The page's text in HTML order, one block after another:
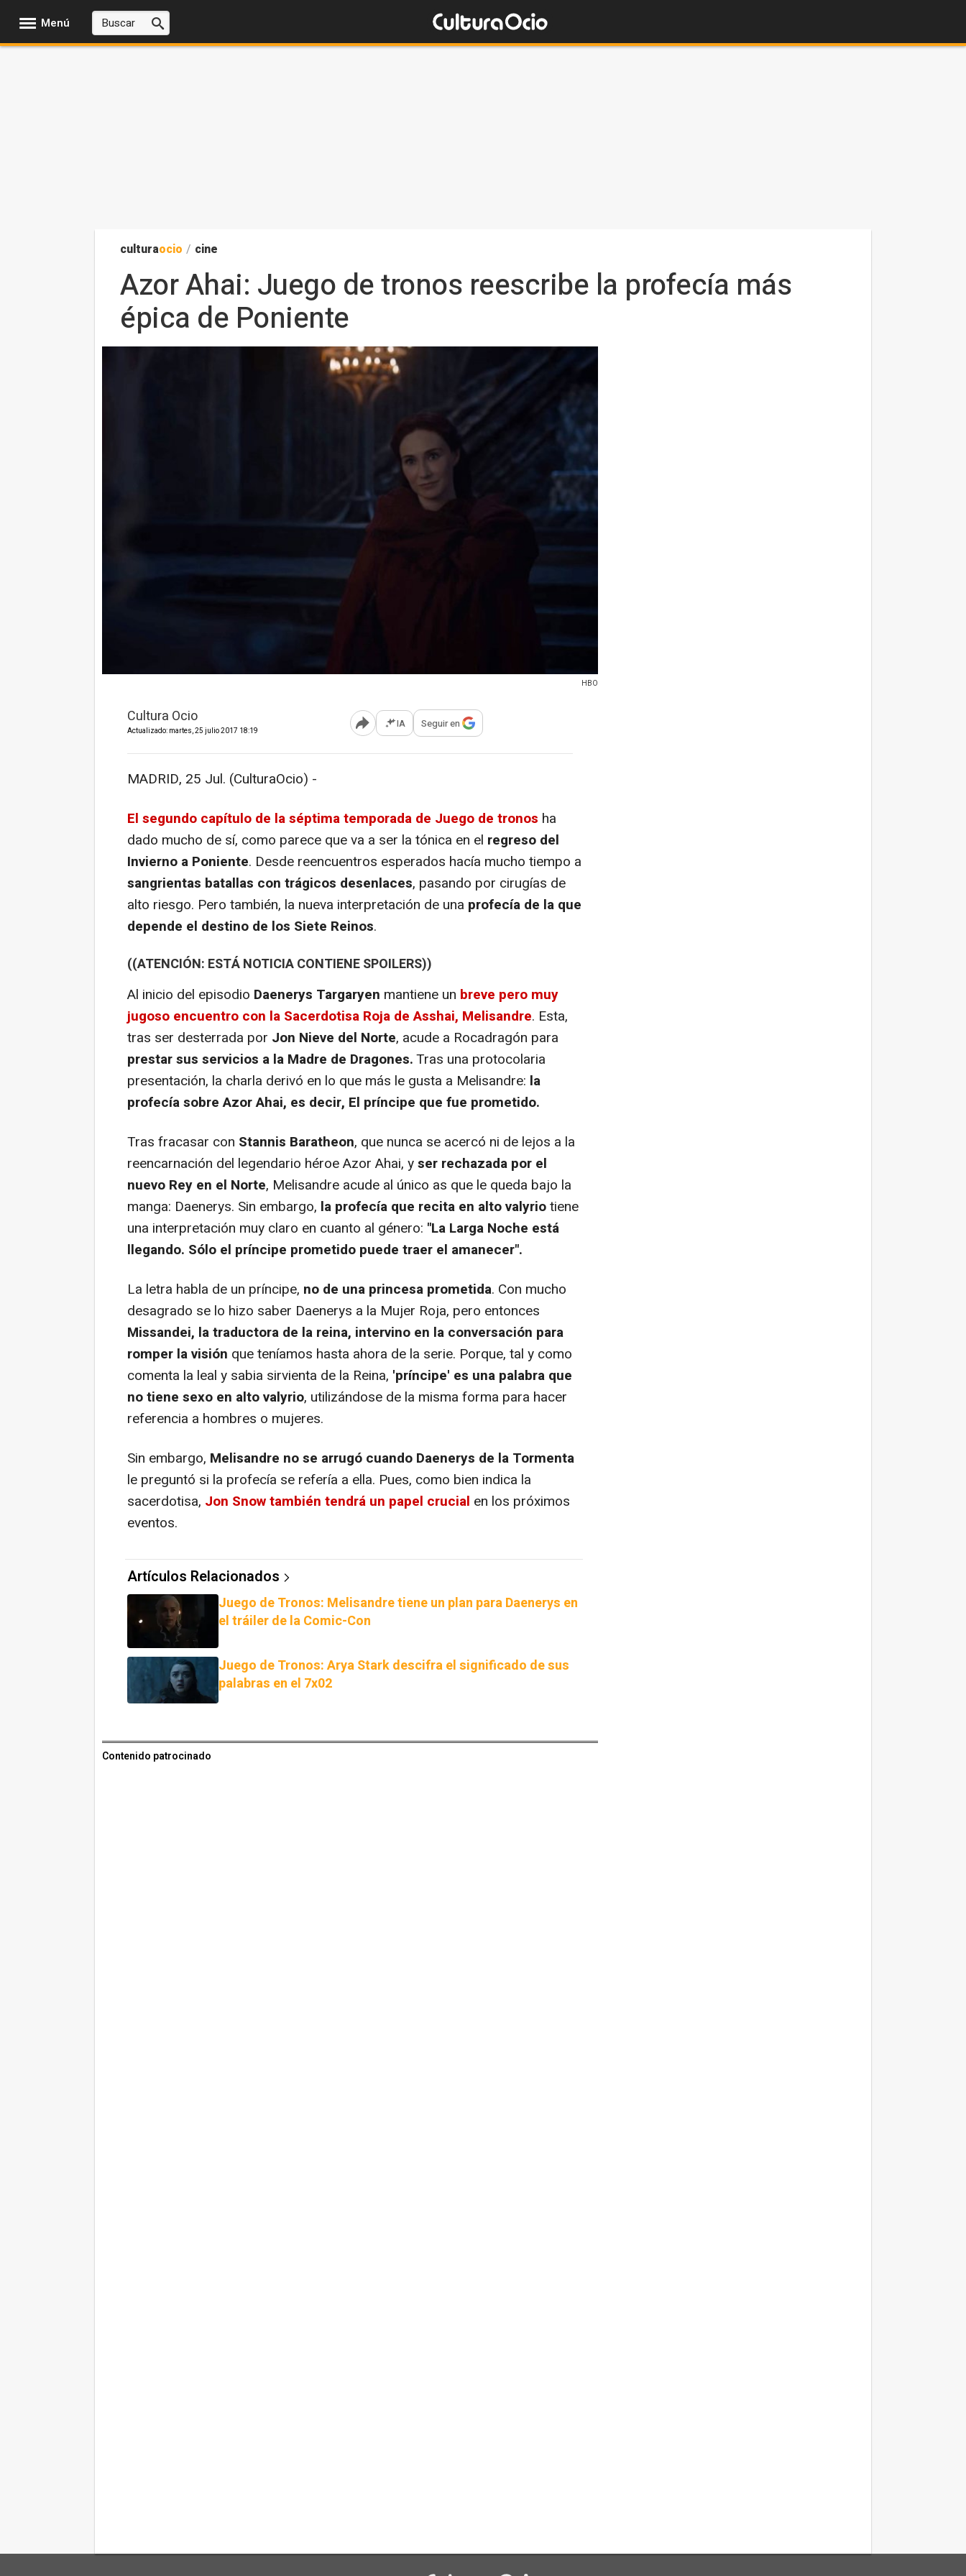
Menú
culturaocio / cine
Azor Ahai: Juego de tronos reescribe la profecía más
épica de Poniente
HBO
Cultura Ocio
Actualizado: martes, 25 julio 2017 18:19 Abrir opciones para compartir
IA Seguir en
MADRID, 25 Jul. (CulturaOcio) -
El segundo capítulo de la séptima temporada de Juego de tronos ha
dado mucho de sí, como parece que va a ser la tónica en el regreso del
Invierno a Poniente. Desde reencuentros esperados hacía mucho tiempo a
sangrientas batallas con trágicos desenlaces, pasando por cirugías de
alto riesgo. Pero también, la nueva interpretación de una profecía de la que
depende el destino de los Siete Reinos.
((ATENCIÓN: ESTÁ NOTICIA CONTIENE SPOILERS))
Al inicio del episodio Daenerys Targaryen mantiene un breve pero muy
jugoso encuentro con la Sacerdotisa Roja de Asshai, Melisandre. Esta,
tras ser desterrada por Jon Nieve del Norte, acude a Rocadragón para
prestar sus servicios a la Madre de Dragones.Tras una protocolaria
presentación, la charla derivó en lo que más le gusta a Melisandre: la
profecía sobre Azor Ahai, es decir, El príncipe que fue prometido.
Tras fracasar con Stannis Baratheon, que nunca se acercó ni de lejos a la
reencarnación del legendario héroe Azor Ahai, yser rechazada por el
nuevo Rey en el Norte, Melisandre acude al único as que le queda bajo la
manga: Daenerys. Sin embargo, la profecía que recita en alto valyriotiene
una interpretación muy claro en cuanto al género: "La Larga Noche está
llegando. Sólo el príncipe prometido puede traer el amanecer".
La letra habla de un príncipe, no de una princesa prometida. Con mucho
desagrado se lo hizo saber Daenerys a la Mujer Roja, pero entonces
Missandei, la traductora de la reina, intervino en la conversación para
romper la visión que teníamos hasta ahora de la serie. Porque, tal y como
comenta la leal y sabia sirvienta de la Reina, 'príncipe' es una palabra que
no tiene sexo en alto valyrio, utilizándose de la misma forma para hacer
referencia a hombres o mujeres.
Sin embargo, Melisandre no se arrugó cuando Daenerys de la Tormenta
le preguntó si la profecía se refería a ella. Pues, como bien indica la
sacerdotisa, Jon Snow también tendrá un papel crucial en los próximos
eventos.
Artículos Relacionados
Juego de Tronos: Melisandre tiene un plan para Daenerys en
el tráiler de la Comic-Con
Juego de Tronos: Arya Stark descifra el significado de sus
palabras en el 7x02
Contenido patrocinado